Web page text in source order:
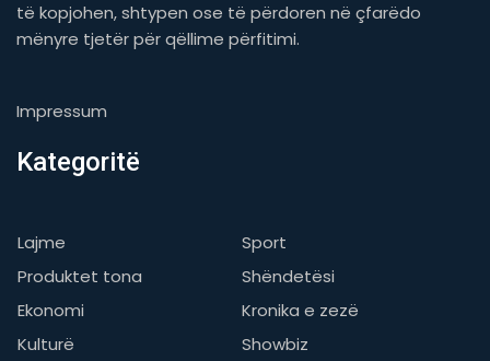
të kopjohen, shtypen ose të përdoren në çfarëdo
mënyre tjetër për qëllime përfitimi.
Impressum
Kategoritë
Lajme
Sport
Produktet tona
Shëndetësi
Ekonomi
Kronika e zezë
Kulturë
Showbiz